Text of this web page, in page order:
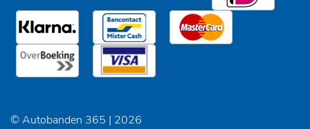
© Autobanden 365 | 2026